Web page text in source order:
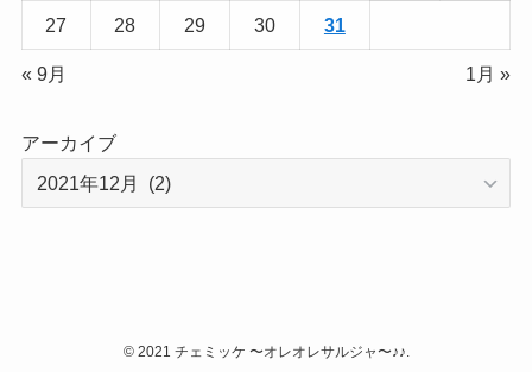
27 28 29 30 31
« 9月 1月 »
アーカイブ
©2021 チェミッケ 〜オレオレサルジャ〜♪♪.